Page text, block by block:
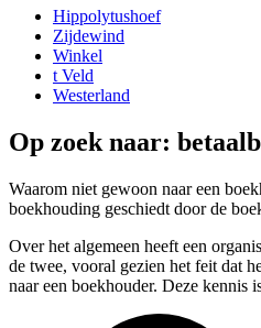
Hippolytushoef
Zijdewind
Winkel
t Veld
Westerland
Op zoek naar:
Waarom niet gewoon naar een
boekhouding geschiedt door de
Over het algemeen heeft een
de twee, vooral gezien het feit dat
naar een boekhouder. Deze kennis